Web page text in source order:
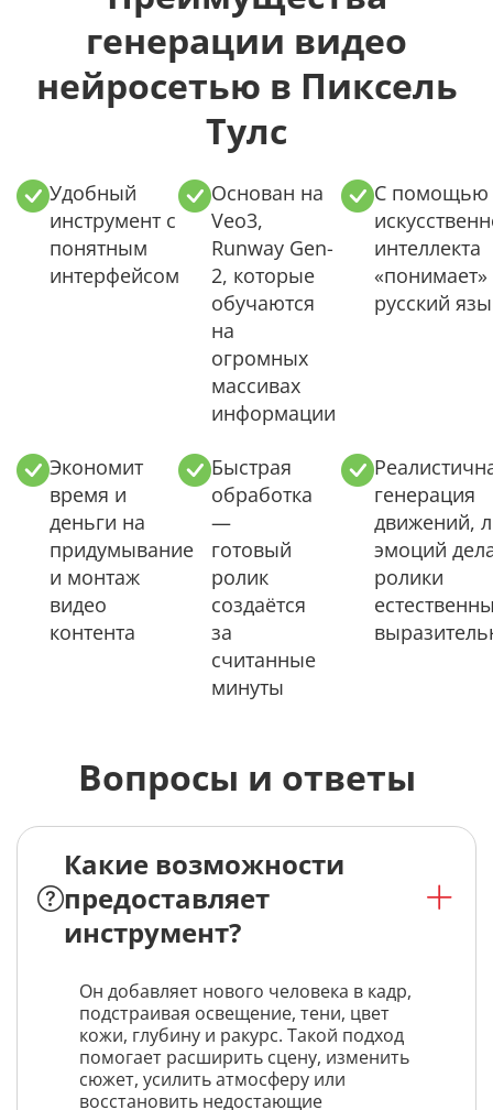
генерации видео
нейросетью в Пиксель
Тулс
Удобный
инструмент с
понятным
интерфейсом
Основан на
Veo3,
Runway Gen-
2, которые
обучаются
на
огромных
массивах
информации
С помощью
интеллекта
«понимает»
русский
Экономит
время и
деньги на
придумывание
и монтаж
видео
контента
Быстрая
обработка
—
готовый
ролик
создаётся
за
считанные
минуты
генерация
движений,
эмоций
ролики
Вопросы и ответы
Какие возможности
предоставляет
инструмент?
Он добавляет нового человека в кадр,
подстраивая освещение, тени, цвет
кожи, глубину и ракурс. Такой подход
помогает расширить сцену, изменить
сюжет, усилить атмосферу или
восстановить недостающие